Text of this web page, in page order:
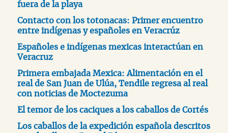
fuera de la playa
Contacto con los totonacas: Primer encuentro
entre indígenas y españoles en Veracrúz
Españoles e indígenas mexicas interactúan en
Veracruz
Primera embajada Mexica: Alimentación en el
real de San Juan de Ulúa, Tendile regresa al real
con noticias de Moctezuma
El temor de los caciques a los caballos de Cortés
Los caballos de la expedición española descritos